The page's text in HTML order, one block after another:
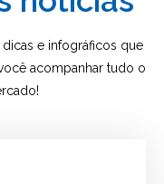
e infográficos que
acompanhar tudo o